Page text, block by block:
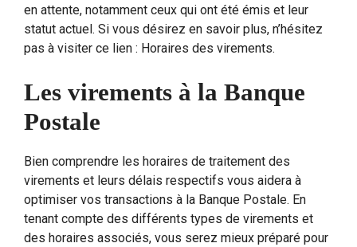
en attente, notamment ceux qui ont été émis et leur
statut actuel. Si vous désirez en savoir plus, n’hésitez
pas à visiter ce lien : Horaires des virements.
Les virements à la Banque
Postale
Bien comprendre les horaires de traitement des
virements et leurs délais respectifs vous aidera à
optimiser vos transactions à la Banque Postale. En
tenant compte des différents types de virements et
des horaires associés, vous serez mieux préparé pour